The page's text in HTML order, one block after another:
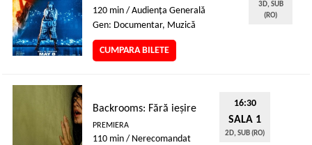
120 min / Audienţa Generală
Gen: Documentar, Muzică
CUMPARA BILETE
3D, SUB
(RO)
Backrooms: Fără ieșire
PREMIERA
110 min / Nerecomandat
16:30
SALA 1
2D, SUB (RO)